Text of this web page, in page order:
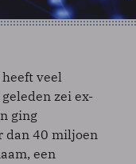
veel
zei ex-
ging
dan 40 miljoen
een